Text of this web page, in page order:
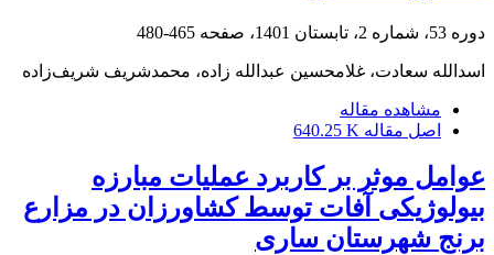
دوره 53، شماره 2، تابستان 1401، صفحه 465-480
اسدالله سعادت، غلامحسین عبدالله زاده، محمدشریف شریف‌زاده
مشاهده مقاله
اصل مقاله 640.25 K
عوامل موثر بر کاربرد عملیات مبارزه
بیولوژیکی آفات توسط کشاورزان در مزارع
برنج شهرستان ساری